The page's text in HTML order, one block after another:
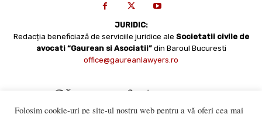
JURIDIC:
Redacția beneficiază de serviciile juridice ale Societatii civile de
avocati “Gaurean si Asociatii” din Baroul Bucuresti
office@gaureanlawyers.ro
Folosim cookie-uri pe site-ul nostru web pentru a vă oferi cea mai